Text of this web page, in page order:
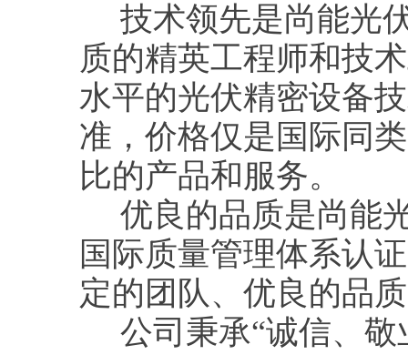
技术领先是尚能光
质的精英工程师和技
水平的光伏精密设备
准，价格仅是国际同
比的产品和服务。
优良的品质是尚能
国际质量管理体系认
定的团队、优良的品
公司秉承“诚信、敬